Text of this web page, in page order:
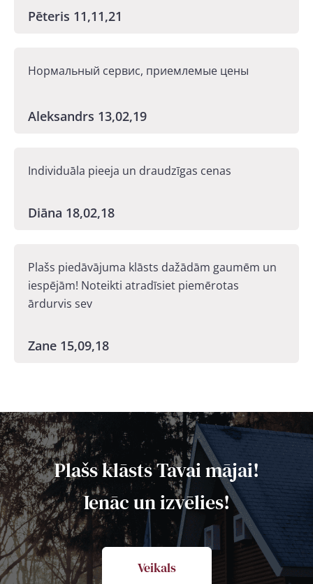
Pēteris 11,11,21
Нормальный сервис, приемлемые цены
Aleksandrs 13,02,19
Individuāla pieeja un draudzīgas cenas
Diāna 18,02,18
Plašs piedāvājuma klāsts dažādām gaumēm un
iespējām! Noteikti atradīsiet piemērotas
ārdurvis sev
Zane 15,09,18
Plašs klāsts Tavai mājai!
Ienāc un izvēlies!
Veikals